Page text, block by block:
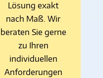
Lösung exakt
nach Maß. Wir
beraten Sie gerne
zu Ihren
individuellen
Anforderungen